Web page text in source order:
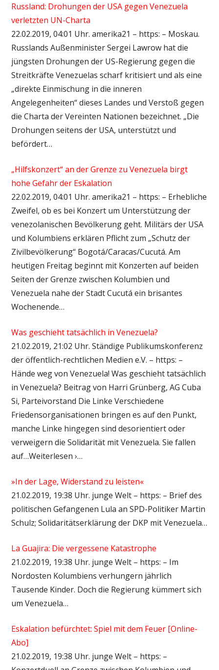
Russland: Drohungen der USA gegen Venezuela
verletzten UN-Charta
22.02.2019, 04:01 Uhr. amerika21 – https: – Moskau.
Russlands Außenminister Sergei Lawrow hat die
jüngsten Drohungen der US-Regierung gegen die
Streitkräfte Venezuelas scharf kritisiert und als eine
„direkte Einmischung in die inneren
Angelegenheiten“ dieses Landes und Verstoß gegen
die Charta der Vereinten Nationen bezeichnet. „Die
Drohungen seitens der USA, unterstützt und
befördert…
„Hilfskonzert“ an der Grenze zu Venezuela birgt
hohe Gefahr der Eskalation
22.02.2019, 04:01 Uhr. amerika21 – https: – Erhebliche
Zweifel, ob es bei Konzert um Unterstützung der
venezolanischen Bevölkerung geht. Militärs der USA
und Kolumbiens erklären Pflicht zum „Schutz der
Zivilbevölkerung“ Bogotá/Caracas/Cucutá. Am
heutigen Freitag beginnt mit Konzerten auf beiden
Seiten der Grenze zwischen Kolumbien und
Venezuela nahe der Stadt Cucutá ein brisantes
Wochenende…
Was geschieht tatsächlich in Venezuela?
21.02.2019, 21:02 Uhr. Ständige Publikumskonferenz
der öffentlich-rechtlichen Medien e.V. – https: –
Hände weg von Venezuela! Was geschieht tatsächlich
in Venezuela? Beitrag von Harri Grünberg, AG Cuba
Si, Parteivorstand Die Linke Verschiedene
Friedensorganisationen bringen es auf den Punkt,
manche Linke hingegen sind desorientiert oder
verweigern die Solidarität mit Venezuela. Sie fallen
auf…Weiterlesen ›…
»In der Lage, Widerstand zu leisten«
21.02.2019, 19:38 Uhr. junge Welt – https: – Brief des
politischen Gefangenen Lula an SPD-Politiker Martin
Schulz; Solidaritätserklärung der DKP mit Venezuela…
La Guajira: Die vergessene Katastrophe
21.02.2019, 19:38 Uhr. junge Welt – https: – Im
Nordosten Kolumbiens verhungern jährlich
Tausende Kinder. Doch die Regierung kümmert sich
um Venezuela…
Eskalation befürchtet: Spiel mit dem Feuer [Online-
Abo]
21.02.2019, 19:38 Uhr. junge Welt – https: –